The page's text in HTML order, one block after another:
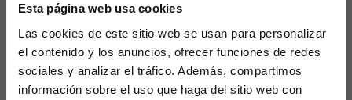
Esta página web usa cookies
Las cookies de este sitio web se usan para personalizar
el contenido y los anuncios, ofrecer funciones de redes
sociales y analizar el tráfico. Además, compartimos
información sobre el uso que haga del sitio web con
sucede al respecto. Si la temporada continúa así, lo
que puede venir de seguir un año más es estar en
blanco, por lo que podríamos estar disfrutando de
los últimos minutos del centrocampista en el club
de Chamartín.